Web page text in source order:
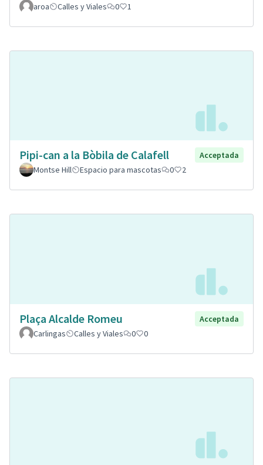
aroa Calles y Viales 0 1
Pipi-can a la Bòbila de Calafell
Acceptada
Montse Hill
Espacio para mascotas 0 2
Plaça Alcalde Romeu
Acceptada
Carlingas
Calles y Viales 0 0